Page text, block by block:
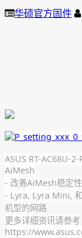
华硕官方固件
ASUS RT-AC68U-
AiMesh
- 改善AiMesh稳定性
- Lyra, Lyra Mini,
机型的网路
更多详细资讯请叁考
https://